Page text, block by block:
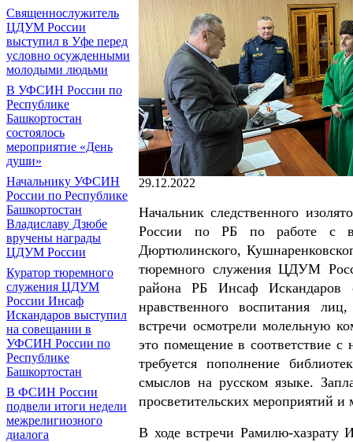
Священнослужитель
ЦДУМ России
выступил в Уфе перед
условно осужденными
молодыми людьми
В УФСИН России по
Республике
Башкортостан
состоялось
мероприятие «День
души»
Начальнику УФСИН
России по Республике
Башкортостан
Владиславу Дзюбе
вручены награды
ЦДУМ России
Куратор тюремного
служения ЦДУМ
России Инсаф
Искандаров выступил
на совещании в
УФСИН России по
Республике
Башкортостан
В ФСИН России
подвели итоги недели
межрелигиозного
диалога
29.12.2022
Начальник следственного
России по РБ по работе с
Дюртюлинского,
тюремного служения ЦДУМ
района РБ Инсаф Искандаров
нравственного воспитания
встречи осмотрели молельную
это помещение в соответствие с
требуется пополнение
смыслов на русском языке.
просветительских мероприятий и
В ходе встречи Рамилю-хазрату